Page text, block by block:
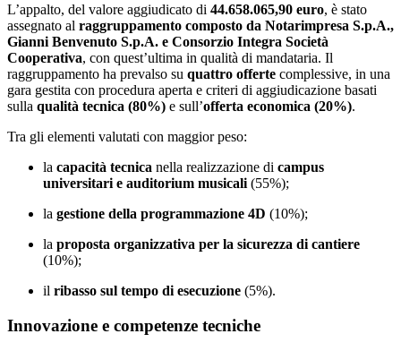
L’appalto, del valore aggiudicato di 44.658.065,90 euro, è stato
assegnato al raggruppamento composto da Notarimpresa S.p.A.,
Gianni Benvenuto S.p.A. e Consorzio Integra Società
Cooperativa, con quest’ultima in qualità di mandataria. Il
raggruppamento ha prevalso su quattro offerte complessive, in una
gara gestita con procedura aperta e criteri di aggiudicazione basati
sulla qualità tecnica (80%) e sull’offerta economica (20%).
Tra gli elementi valutati con maggior peso:
la capacità tecnica nella realizzazione di campus
universitari e auditorium musicali (55%);
la gestione della programmazione 4D (10%);
la proposta organizzativa per la sicurezza di cantiere
(10%);
il ribasso sul tempo di esecuzione (5%).
Innovazione e competenze tecniche